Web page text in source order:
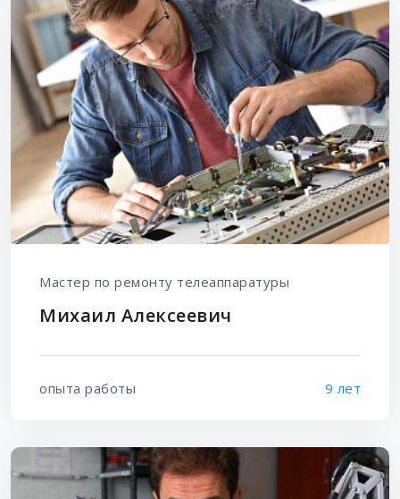
Мастер по ремонту телеаппаратуры
Михаил Алексеевич
опыта работы 9 лет